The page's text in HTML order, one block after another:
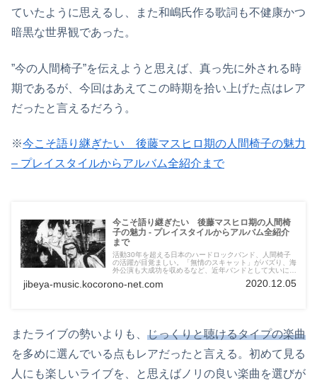
ていたように思えるし、また和嶋氏作る歌詞も不健康かつ
暗黒な世界観であった。
”今の人間椅子”を伝えようと思えば、真っ先に外される時
期であるが、今回はあえてこの時期を拾い上げた点はレア
だったと言えるだろう。
※今こそ語り継ぎたい 後藤マスヒロ期の人間椅子の魅力
– プレイスタイルからアルバム全紹介まで
今こそ語り継ぎたい 後藤マスヒロ期の人間椅
子の魅力 - プレイスタイルからアルバム全紹介
まで
活動30年を超える日本のハードロックバンド、人間椅子
の活躍が目覚ましい。「無情のスキャット」がバズり、海
外公演も大成功を収めるなど、近年バンドとして大いに躍
多いが、筆者が個人的に好きなのは後藤マスヒロ氏が在籍
jibeya-music.kocorono-net.com 2020.12.05
またライブの勢いよりも、 じっくりと聴けるタイプの楽曲
を多めに選んでいる点もレアだったと言える。初めて見る
人にも楽しいライブを、と思えばノリの良い楽曲を選びが